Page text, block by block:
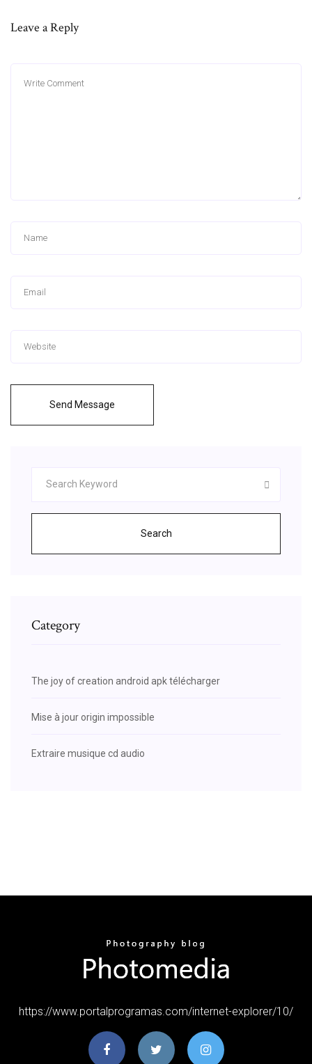
Leave a Reply
Send Message
Search
Category
The joy of creation android apk télécharger
Mise à jour origin impossible
Extraire musique cd audio
https://www.portalprogramas.com/internet-explorer/10/